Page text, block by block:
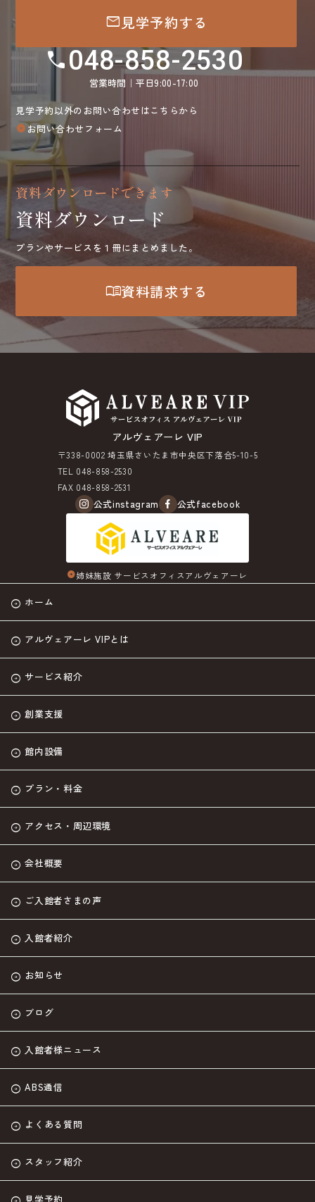
mail見学予約する
call048-858-2530
営業時間｜平日9:00-17:00
見学予約以外のお問い合わせはこちらから
arrow_circle_rightお問い合わせフォーム
資料ダウンロードできます
資料ダウンロード
プランやサービスを１冊にまとめました。
menu_book資料請求する
アルヴェアーレ VIP
〒338-0002 埼玉県さいたま市中央区下落合5-10-5
TEL 048-858-2530
FAX 048-858-2531
公式instagram 公式facebook
arrow_circle_right姉妹施設 サービスオフィスアルヴェアーレ
ホーム
アルヴェアーレ VIPとは
サービス紹介
創業支援
館内設備
プラン・料金
アクセス・周辺環境
会社概要
ご入館者さまの声
入館者紹介
お知らせ
ブログ
入館者様ニュース
ABS通信
よくある質問
スタッフ紹介
見学予約